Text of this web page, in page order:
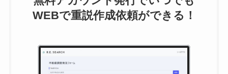
WEBで重説作成依頼ができる！